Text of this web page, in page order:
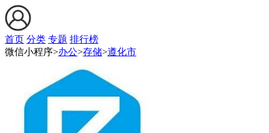
首页 分类 专题 排行榜
微信小程序>办公>存储>遵化市